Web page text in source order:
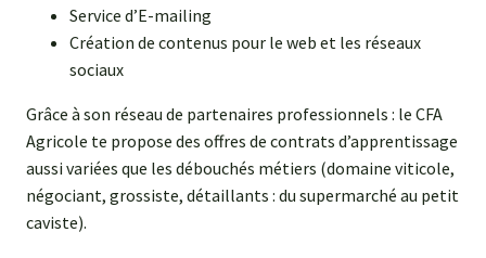
Service d’E-mailing
Création de contenus pour le web et les réseaux
sociaux
Grâce à son réseau de partenaires professionnels : le CFA
Agricole te propose des offres de contrats d’apprentissage
aussi variées que les débouchés métiers (domaine viticole,
négociant, grossiste, détaillants : du supermarché au petit
caviste).